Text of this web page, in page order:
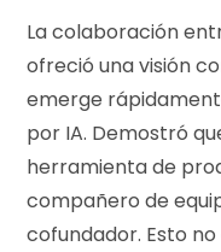
La colaboración
ofreció una visión
emerge
por IA. Demostró
herramienta de
compañero de
cofundador. Esto